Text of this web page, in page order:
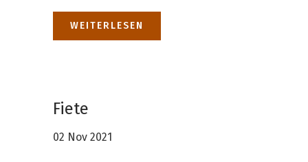
WEITERLESEN
Fiete
02 Nov 2021